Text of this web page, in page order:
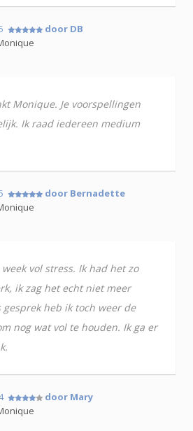
door DB
Monique. Je voorspellingen
Ik raad iedereen medium
door Bernadette
vol stress. Ik had het zo
ik zag het echt niet meer
heb ik toch weer de
nog wat vol te houden. Ik ga er
door Mary